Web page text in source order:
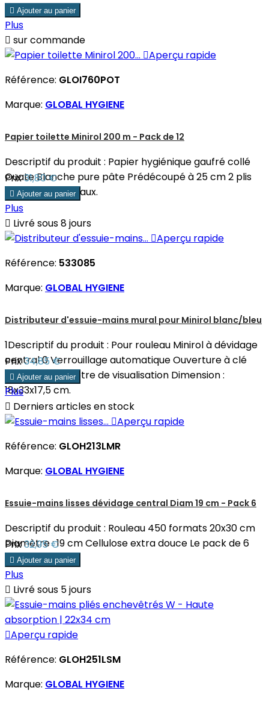
de 12 rouleaux.
 Ajouter au panier
Plus
 sur commande
Aperçu rapide
Référence: GLOI760POT
Marque: GLOBAL HYGIENE
Papier toilette Minirol 200 m - Pack de 12
Descriptif du produit : Papier hygiénique gaufré collé
Ouate Blanche pure pâte Prédécoupé à 25 cm 2 plis
Pack de 12 rouleaux.
Prix31,80 €
 Ajouter au panier
Plus
 Livré sous 8 jours
Aperçu rapide
Référence: 533085
Marque: GLOBAL HYGIENE
Distributeur d'essuie-mains mural pour Minirol blanc/bleu
1Descriptif du produit : Pour rouleau Minirol à dévidage
central 0 Verrouillage automatique Ouverture à clé
universelle Fenêtre de visualisation Dimension :
18x33x17,5 cm.
Prix34,85 €
 Ajouter au panier
Plus
 Derniers articles en stock
Aperçu rapide
Référence: GLOH213LMR
Marque: GLOBAL HYGIENE
Essuie-mains lisses dévidage central Diam 19 cm - Pack 6
Descriptif du produit : Rouleau 450 formats 20x30 cm
Diamètre : 19 cm Cellulose extra douce Le pack de 6
rouleaux.
Prix32,95 €
 Ajouter au panier
Plus
 Livré sous 5 jours
Aperçu rapide
Référence: GLOH251LSM
Marque: GLOBAL HYGIENE